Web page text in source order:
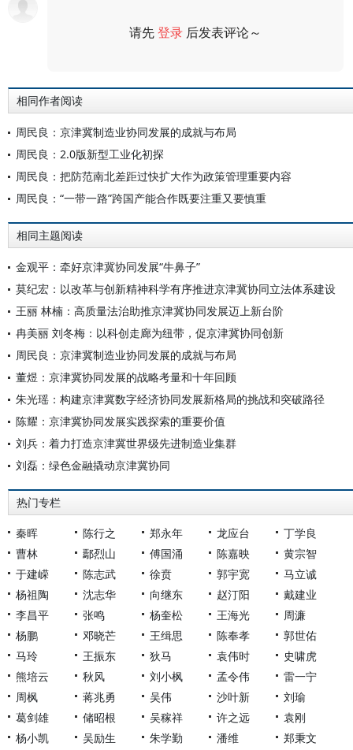
请先登录 后发表评论～
相同作者阅读
周民良：京津冀制造业协同发展的成就与布局
周民良：2.0版新型工业化初探
周民良：把防范南北差距过快扩大作为政策管理重要内容
周民良：“一带一路”跨国产能合作既要注重又要慎重
相同主题阅读
金观平：牵好京津冀协同发展“牛鼻子”
莫纪宏：以改革与创新精神科学有序推进京津冀协同立法体系建设
王丽 林楠：高质量法治助推京津冀协同发展迈上新台阶
冉美丽 刘冬梅：以科创走廊为纽带，促京津冀协同创新
周民良：京津冀制造业协同发展的成就与布局
董煜：京津冀协同发展的战略考量和十年回顾
朱光瑶：构建京津冀数字经济协同发展新格局的挑战和突破路径
陈耀：京津冀协同发展实践探索的重要价值
刘兵：着力打造京津冀世界级先进制造业集群
刘磊：绿色金融撬动京津冀协同
热门专栏
秦晖 陈行之 郑永年 龙应台
丁学良
曹林
鄢烈山 傅国涌 陈嘉映
黄宗智
于建嵘
陈志武 徐贲 郭宇宽
马立诚
杨祖陶
沈志华 向继东 赵汀阳
戴建业
李昌平
张鸣 杨奎松 王海光
周濂
杨鹏
邓晓芒 王缉思 陈奉孝
郭世佑
马玲
王振东 狄马 袁伟时
史啸虎
熊培云
秋风 刘小枫 孟令伟
雷一宁
周枫
蒋兆勇 吴伟 沙叶新
刘瑜
葛剑雄
储昭根 吴稼祥 许之远
袁刚
杨小凯
吴励生 朱学勤 潘维 郑秉文